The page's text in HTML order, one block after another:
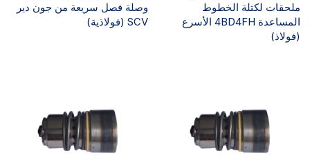
ملحقات لكتلة الخطوط
المساعدة 4BD4FH الأسرع
(فولاذ)
وصلة فصل سريعة من جون دير
SCV (فولاذية)